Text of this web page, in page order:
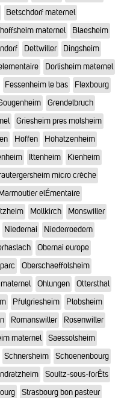
Betschdorf maternel
maternel
Blaesheim
Dettwiller
Dingsheim
Dorlisheim maternel
Fessenheim le bas
Flexbourg
Grendelbruch
Griesheim pres molsheim
Hoffen
Hohatzenheim
Ittenheim
Kienheim
micro crèche
elÉmentaire
Mollkirch
Monswiller
Niedernai
Niederroedern
Obernai europe
Oberschaeffolsheim
Ohlungen
Ottersthal
Pfulgriesheim
Plobsheim
Romanswiller
Rosenwiller
maternel
Saessolsheim
Schnersheim
Schoenenbourg
Soultz-sous-forÊts
Strasbourg bon pasteur